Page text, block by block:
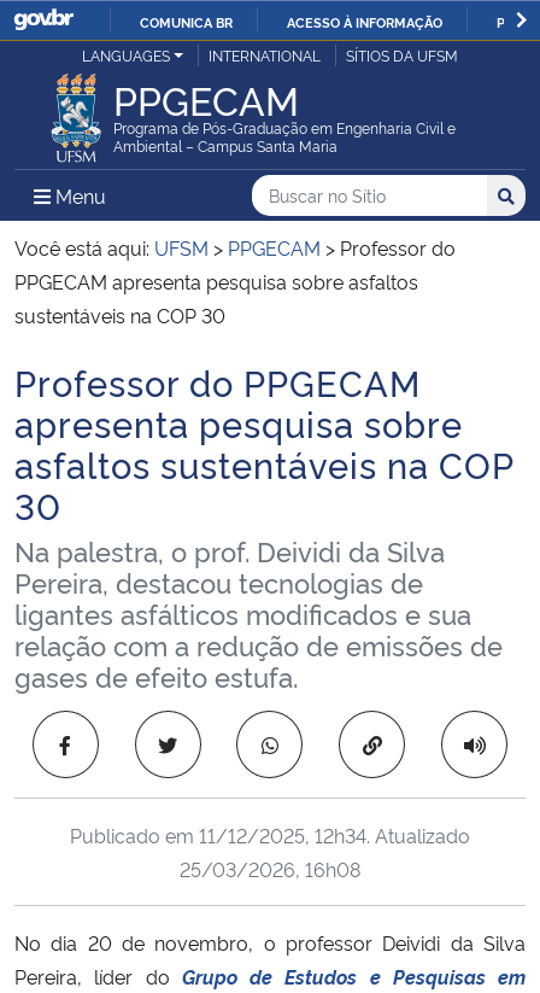
IR
PARA
O
CONTEÚDO
COMUNICA BR ACESSO À INFORMAÇÃO
Ministério da Justiça e Segurança Pública
Ministério da Defesa
Ministério das Relações Exteriores
Ministério da Economia
Ministério da Infraestrutura
Ministério da Agricultura, Pecuária e Abastecimento
Ministério da Educação
Ministério da Cidadania
Ministério da Saúde
Ministério de Minas e Energia
Ministério da Ciência, Tecnologia, Inovações e Comunicações
Ministério do Desenvolvimento Regional
LANGUAGES INTERNATIONAL SÍTIOS DA UFSM
PPGECAM
Programa de Pós-Graduação em Engenharia Civil e
Ambiental – Campus Santa Maria
Menu Menu Principal do Sítio
Busca
Buscar no no Sítio
Busca:
Você está aqui: UFSM > PPGECAM > Professor do
PPGECAM apresenta pesquisa sobre asfaltos
sustentáveis na COP 30
Início do conteúdo
Professor do PPGECAM
apresenta pesquisa sobre
asfaltos sustentáveis na COP
30
Na palestra, o prof. Deividi da Silva
Pereira, destacou tecnologias de
ligantes asfálticos modificados e sua
relação com a redução de emissões de
gases de efeito estufa.
Copiar para área
Publicado em 11/12/2025, 12h34. Atualizado
25/03/2026, 16h08
No dia 20 de novembro, o professor Deividi da Silva
Pereira, líder do Grupo de Estudos e Pesquisas em